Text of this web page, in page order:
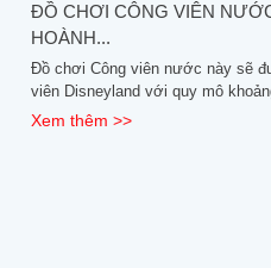
ĐỒ CHƠI CÔNG VIÊN
HOÀNH...
Đồ chơi Công viên nước này sẽ
viên Disneyland với quy mô
Xem thêm >>